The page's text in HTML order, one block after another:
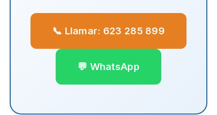
📞 Llamar: 623 285 899
💬 WhatsApp